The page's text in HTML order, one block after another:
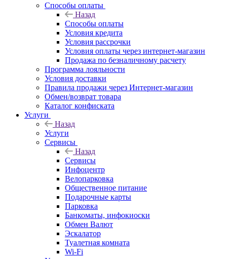
Способы оплаты
Назад
Способы оплаты
Условия кредита
Условия рассрочки
Условия оплаты через интернет-магазин
Продажа по безналичному расчету
Программа лояльности
Условия доставки
Правила продажи через Интернет-магазин
Обмен/возврат товара
Каталог конфиската
Услуги
Назад
Услуги
Сервисы
Назад
Сервисы
Инфоцентр
Велопарковка
Общественное питание
Подарочные карты
Парковка
Банкоматы, инфокиоски
Обмен Валют
Эскалатор
Туалетная комната
Wi-Fi